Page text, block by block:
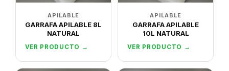
APILABLE
GARRAFA APILABLE 8L
NATURAL
VER PRODUCTO →
APILABLE
GARRAFA APILABLE
10L NATURAL
VER PRODUCTO →